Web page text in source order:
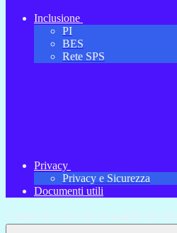
Inclusione
PI
BES
Rete SPS
Privacy
Privacy e Sicurezza
Documenti utili
Campo di ricerca per le pagine del sito